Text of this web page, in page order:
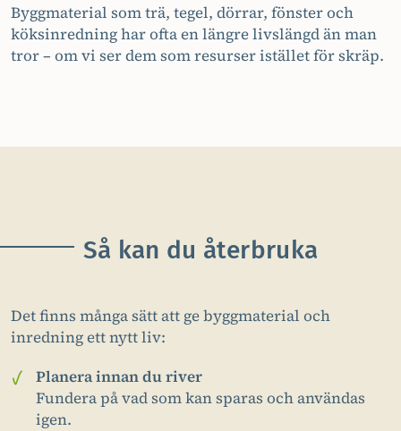
Byggmaterial som trä, tegel, dörrar, fönster och
köksinredning har ofta en längre livslängd än man
tror – om vi ser dem som resurser istället för skräp.
Så kan du återbruka
Det finns många sätt att ge byggmaterial och
inredning ett nytt liv:
Planera innan du river
Fundera på vad som kan sparas och användas
igen.